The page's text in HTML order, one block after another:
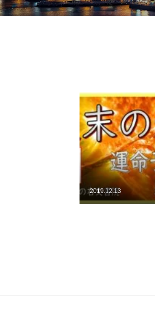
テニス四大大会・五輪
YouTube
Online Store
2019.12.13